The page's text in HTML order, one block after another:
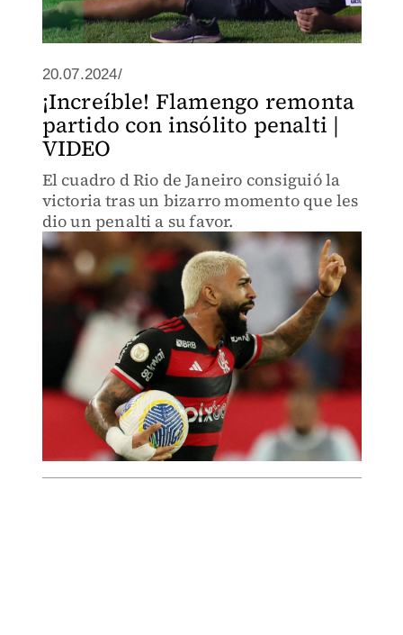
20.07.2024/
¡Increíble! Flamengo remonta
partido con insólito penalti |
VIDEO
El cuadro d Rio de Janeiro consiguió la
victoria tras un bizarro momento que les
dio un penalti a su favor.